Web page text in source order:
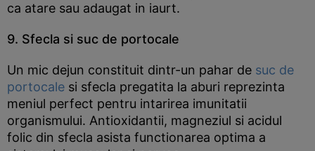
ca atare sau adaugat in iaurt.
9. Sfecla si suc de portocale
Un mic dejun constituit dintr-un pahar de suc de
portocale si sfecla pregatita la aburi reprezinta
meniul perfect pentru intarirea imunitatii
organismului. Antioxidantii, magneziul si acidul
folic din sfecla asista functionarea optima a